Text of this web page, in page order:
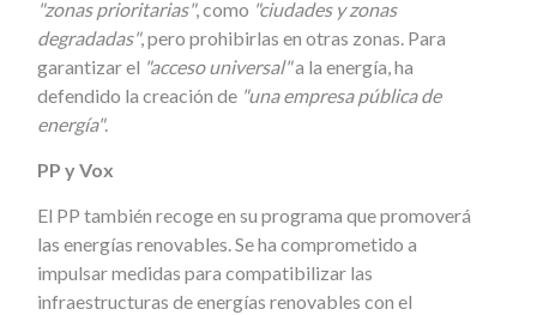
"zonas prioritarias", como "ciudades y zonas
degradadas", pero prohibirlas en otras zonas. Para
garantizar el "acceso universal"a la energía, ha
defendido la creación de "una empresa pública de
energía".
PP y Vox
El PP también recoge en su programa que promoverá
las energías renovables. Se ha comprometido a
impulsar medidas para compatibilizar las
infraestructuras de energías renovables con el